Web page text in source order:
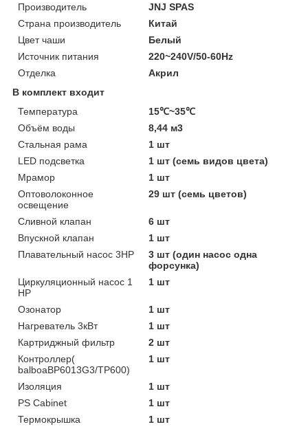
Производитель
JNJ SPAS
Страна производитель
Китай
Цвет чаши
Белый
Источник питания
220~240V/50-60Hz
Отделка
Акрил
В комплект входит
Температура
15℃~35℃
Объём воды
8,44 м3
Стальная рама
1 шт
LED подсветка
1 шт (семь видов цвета)
Мрамор
1 шт
Оптоволоконное
освещение
29 шт (семь цветов)
Сливной клапан
6 шт
Впускной клапан
1 шт
Плавательный насос 3HP
3 шт (один насос одна
форсунка)
Циркуляционный насос 1
HP
1 шт
Озонатор
1 шт
Нагреватель 3кВт
1 шт
Картриджный фильтр
2 шт
Контроллер(
balboaBP6013G3/TP600)
1 шт
Изоляция
1 шт
PS Cabinet
1 шт
Термокрышка
1 шт